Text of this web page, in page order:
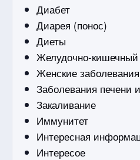
Диабет
Диарея (понос)
Диеты
Желудочно-кишечный
Женские заболевания
Заболевания печени
Закаливание
Иммунитет
Интересная
Интересое